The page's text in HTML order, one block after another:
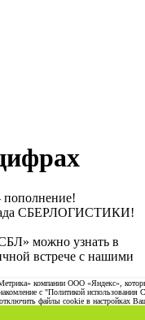
СБЕРЛОГИСТИКИ!
можно узнать в
встрече с нашими
компании ООО «Яндекс», который
с "Политикой
файлы cookie в настройках